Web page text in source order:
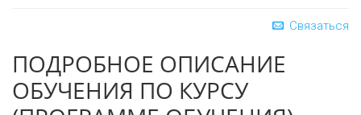
Связаться
ПОДРОБНОЕ ОПИСАНИЕ
ОБУЧЕНИЯ ПО КУРСУ